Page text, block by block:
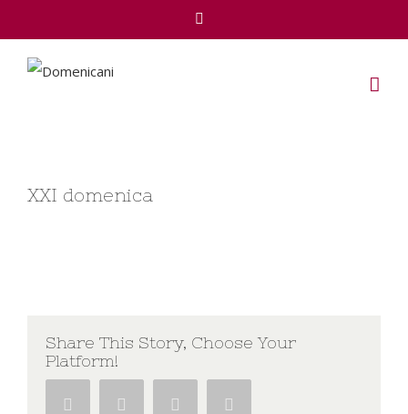
XXI domenica
Share This Story, Choose Your
Platform!
Facebook Twitter Google+